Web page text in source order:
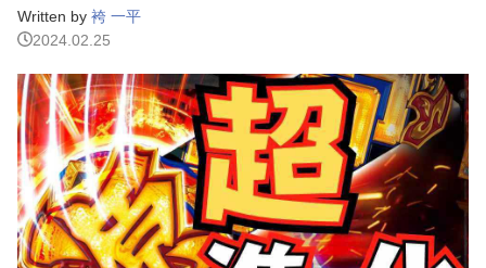
Written by 袴 一平
2024.02.25